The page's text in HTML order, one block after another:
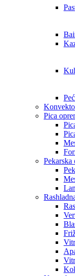
Pica
Pekarska